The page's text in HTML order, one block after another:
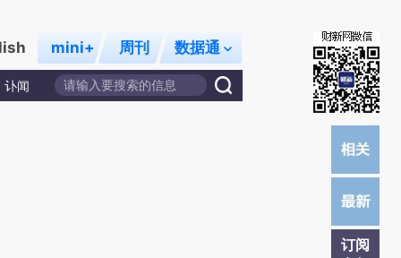
mini+ 周刊 数据通
讣闻
订阅